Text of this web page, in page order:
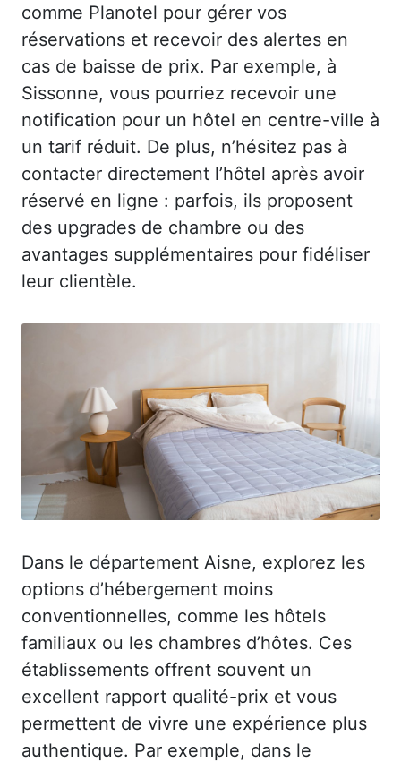
comme Planotel pour gérer vos
réservations et recevoir des alertes en
cas de baisse de prix. Par exemple, à
Sissonne, vous pourriez recevoir une
notification pour un hôtel en centre-ville à
un tarif réduit. De plus, n’hésitez pas à
contacter directement l’hôtel après avoir
réservé en ligne : parfois, ils proposent
des upgrades de chambre ou des
avantages supplémentaires pour fidéliser
leur clientèle.
Dans le département Aisne, explorez les
options d’hébergement moins
conventionnelles, comme les hôtels
familiaux ou les chambres d’hôtes. Ces
établissements offrent souvent un
excellent rapport qualité-prix et vous
permettent de vivre une expérience plus
authentique. Par exemple, dans le